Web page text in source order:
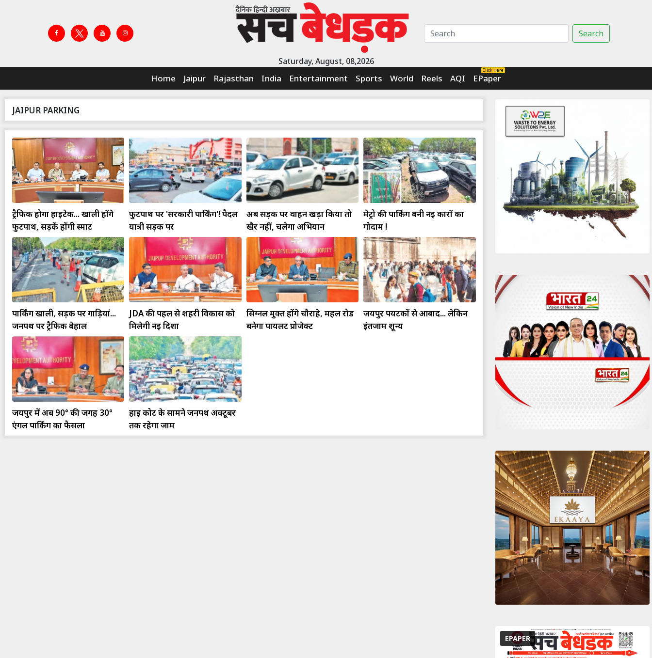
Saturday, August, 08,2026
Search
Home Jaipur Rajasthan India Entertainment Sports World Reels AQI
Click Here
EPaper
JAIPUR PARKING
ट्रैफिक होगा हाईटेक... खाली होंगे
फुटपाथ, सड़कें होंगी स्मार्ट
फुटपाथ पर 'सरकारी पार्किंग'! पैदल
यात्री सड़क पर
अब सड़क पर वाहन खड़ा किया तो
खैर नहीं, चलेगा अभियान
मेट्रो की पार्किंग बनी नई कारों का
गोदाम !
पार्किंग खाली, सड़क पर गाड़ियां...
जनपथ पर ट्रैफिक बेहाल
JDA की पहल से शहरी विकास को
मिलेगी नई दिशा
सिग्नल मुक्त होंगे चौराहे, महल रोड
बनेगा पायलट प्रोजेक्ट
जयपुर पर्यटकों से आबाद... लेकिन
इंतजाम शून्य
जयपुर में अब 90° की जगह 30°
एंगल पार्किंग का फैसला
हाई कोर्ट के सामने जनपथ अक्टूबर
तक रहेगा जाम
EPAPER